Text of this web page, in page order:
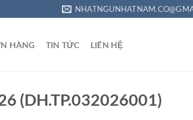
HÀNG TIN TỨC LIÊN HỆ
(DH.TP.032026001)